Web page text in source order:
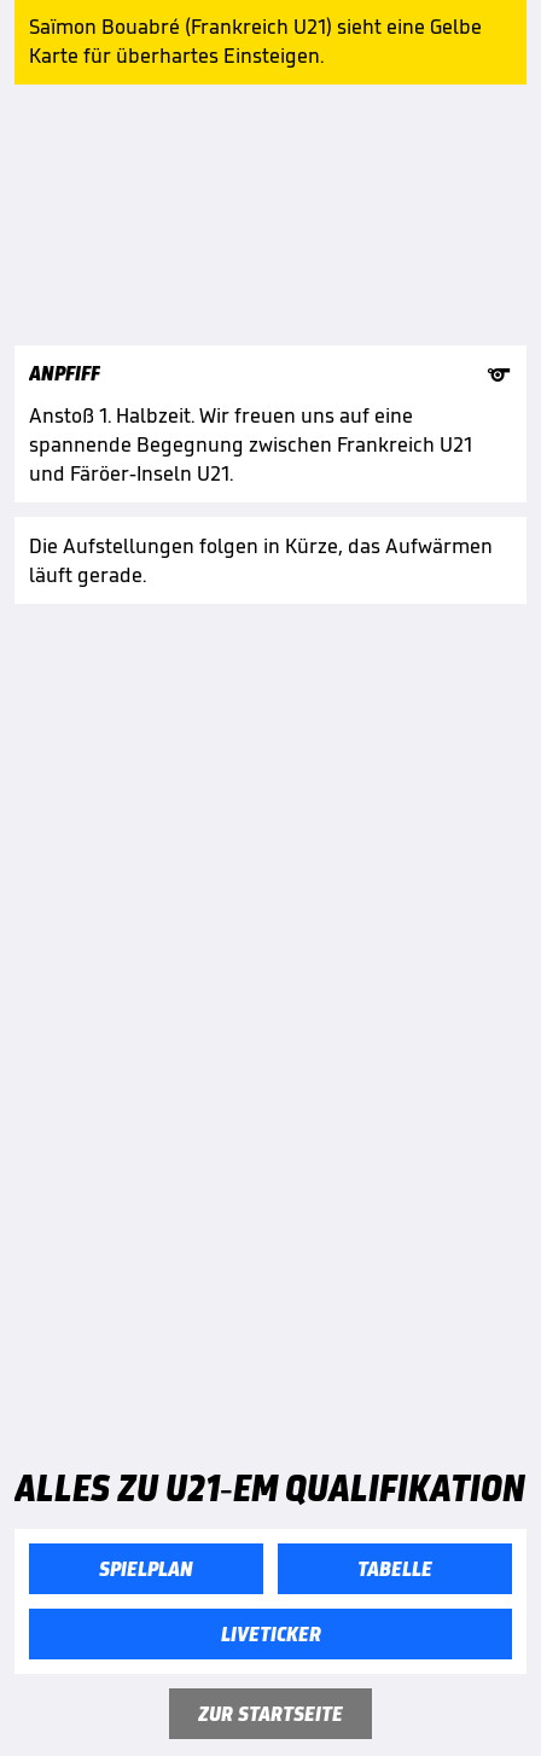
Saïmon Bouabré (Frankreich U21) sieht eine Gelbe
Karte für überhartes Einsteigen.
ANPFIFF

Anstoß 1. Halbzeit. Wir freuen uns auf eine
spannende Begegnung zwischen Frankreich U21
und Färöer-Inseln U21.
Die Aufstellungen folgen in Kürze, das Aufwärmen
läuft gerade.
ALLES ZU U21-EM QUALIFIKATION
SPIELPLAN TABELLE
LIVETICKER
ZUR STARTSEITE